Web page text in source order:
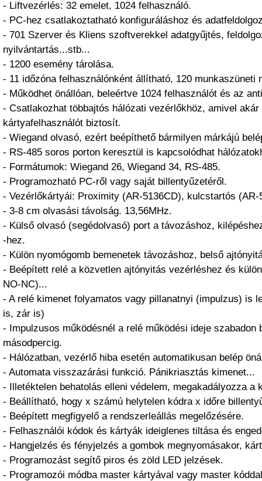
- Liftvezérlés: 32 emelet, 1024 felhasználó.
- PC-hez csatlakoztatható konfiguráláshoz és
- 701 Szerver és Kliens szoftverekkel adatgyűjtés,
nyilvántartás...stb...
- 1200 esemény tárolása.
- 11 időzóna felhasználónként állítható, 120 munkaszüneti
- Működhet önállóan, beleértve 1024 felhasználót és az
- Csatlakozhat többajtós hálózati vezérlőkhöz, amivel akár
kártyafelhasználót biztosít.
- Wiegand olvasó, ezért beépíthető bármilyen márkájú
- RS-485 soros porton keresztül is kapcsolódhat
- Formátumok: Wiegand 26, Wiegand 34, RS-485.
- Programozható PC-ről vagy saját billentyűzetéről.
- Vezérlőkártyái: Proximity (AR-5136CD), kulcstartós (AR-
- 3-8 cm olvasási távolság. 13,56MHz.
- Külső olvasó (segédolvasó) port a távozáshoz,
-hez.
- Külön nyomógomb bemenetek távozáshoz, belső
- Beépített relé a közvetlen ajtónyitás vezérléshez és
NO-NC)...
- A relé kimenet folyamatos vagy pillanatnyi (impulzus) is
is, zár is)
- Impulzusos működésnél a relé működési ideje szabadon
másodpercig.
- Hálózatban, vezérlő hiba esetén automatikusan belép
- Automata visszazárási funkció. Pánikriasztás kimenet...
- Illetéktelen behatolás elleni védelem, megakadályozza a
- Beállítható, hogy x számú helytelen kódra x időre
- Beépített megfigyelő a rendszerleállás megelőzésére.
- Felhasználói kódok és kártyák ideiglenes tiltása és
- Hangjelzés és fényjelzés a gombok megnyomásakor,
- Programozást segítő piros és zöld LED jelzések.
- Programozói módba master kártyával vagy master